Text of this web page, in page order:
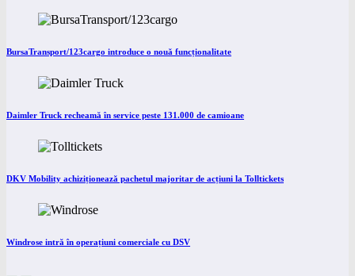
BursaTransport/123cargo introduce o nouă funcționalitate
Daimler Truck recheamă în service peste 131.000 de camioane
DKV Mobility achiziționează pachetul majoritar de acțiuni la Tolltickets
Windrose intră în operațiuni comerciale cu DSV